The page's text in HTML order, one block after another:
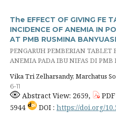
The EFFECT OF GIVING FE
INCIDENCE OF ANEMIA IN
AT PMB RUSMINA
PENGARUH PEMBERIAN TABLET
ANEMIA PADA IBU NIFAS DI PMB
Vika Tri Zelharsandy, Marchatus
6-11
Abstract View: 2659,
5944
DOI : https://doi.org/